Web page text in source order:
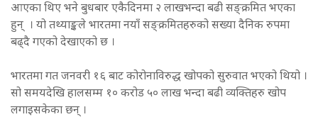
आएका थिए भने बुधबार एकैदिनमा २ लाखभन्दा बढी सङ्क्रमित भएका
हुन् । यो तथ्याङ्कले भारतमा नयाँ सङ्क्रमितहरुको सख्या दैनिक रुपमा
बढ्दै गएको देखाएको छ ।
भारतमा गत जनवरी १६ बाट कोरोनाविरुद्ध खोपको सुरुवात भएको थियो ।
सो समयदेखि हालसम्म १० करोड ५० लाख भन्दा बढी व्यक्तिहरु खोप
लगाइसकेका छन् ।